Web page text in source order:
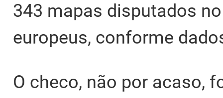
343 mapas disputados
europeus, conforme
O checo, não por acaso,